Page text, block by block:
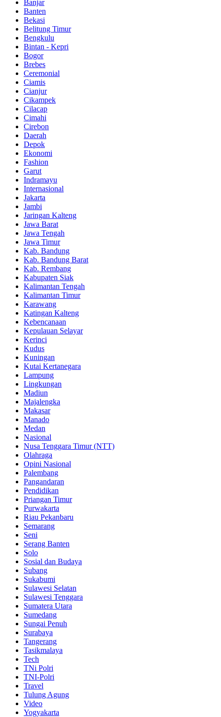
Banjar
Banten
Bekasi
Belitung Timur
Bengkulu
Bintan - Kepri
Bogor
Brebes
Ceremonial
Ciamis
Cianjur
Cikampek
Cilacap
Cimahi
Cirebon
Daerah
Depok
Ekonomi
Fashion
Garut
Indramayu
Internasional
Jakarta
Jambi
Jaringan Kalteng
Jawa Barat
Jawa Tengah
Jawa Timur
Kab. Bandung
Kab. Bandung Barat
Kab. Rembang
Kabupaten Siak
Kalimantan Tengah
Kalimantan Timur
Karawang
Katingan Kalteng
Kebencanaan
Kepulauan Selayar
Kerinci
Kudus
Kuningan
Kutai Kertanegara
Lampung
Lingkungan
Madiun
Majalengka
Makasar
Manado
Medan
Nasional
Nusa Tenggara Timur (NTT)
Olahraga
Opini Nasional
Palembang
Pangandaran
Pendidikan
Priangan Timur
Purwakarta
Riau Pekanbaru
Semarang
Seni
Serang Banten
Solo
Sosial dan Budaya
Subang
Sukabumi
Sulawesi Selatan
Sulawesi Tenggara
Sumatera Utara
Sumedang
Sungai Penuh
Surabaya
Tangerang
Tasikmalaya
Tech
TNi Polri
TNI-Polri
Travel
Tulung Agung
Video
Yogyakarta